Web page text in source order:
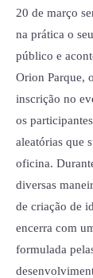
20 de março
na prática o
público e
Orion Parque,
inscrição no
os
aleatórias que
oficina.
diversas
de criação de
encerra com
formulada
para
da
criatividade
para
de
negócio